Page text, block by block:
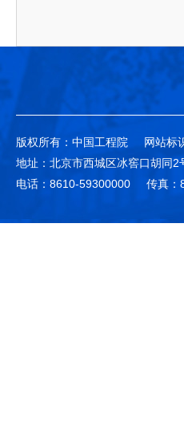
版权所有：中国工程院 网站标
地址：北京市西城区冰窖口胡同2
电话：8610-59300000
传真：